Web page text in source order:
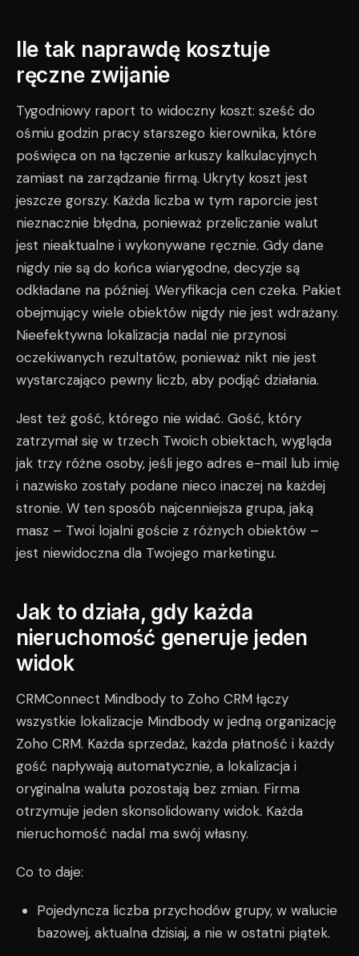
Ile tak naprawdę kosztuje
ręczne zwijanie
Tygodniowy raport to widoczny koszt: sześć do
ośmiu godzin pracy starszego kierownika, które
poświęca on na łączenie arkuszy kalkulacyjnych
zamiast na zarządzanie firmą. Ukryty koszt jest
jeszcze gorszy. Każda liczba w tym raporcie jest
nieznacznie błędna, ponieważ przeliczanie walut
jest nieaktualne i wykonywane ręcznie. Gdy dane
nigdy nie są do końca wiarygodne, decyzje są
odkładane na później. Weryfikacja cen czeka. Pakiet
obejmujący wiele obiektów nigdy nie jest wdrażany.
Nieefektywna lokalizacja nadal nie przynosi
oczekiwanych rezultatów, ponieważ nikt nie jest
wystarczająco pewny liczb, aby podjąć działania.
Jest też gość, którego nie widać. Gość, który
zatrzymał się w trzech Twoich obiektach, wygląda
jak trzy różne osoby, jeśli jego adres e-mail lub imię
i nazwisko zostały podane nieco inaczej na każdej
stronie. W ten sposób najcenniejsza grupa, jaką
masz – Twoi lojalni goście z różnych obiektów –
jest niewidoczna dla Twojego marketingu.
Jak to działa, gdy każda
nieruchomość generuje jeden
widok
CRMConnect Mindbody to Zoho CRM łączy
wszystkie lokalizacje Mindbody w jedną organizację
Zoho CRM. Każda sprzedaż, każda płatność i każdy
gość napływają automatycznie, a lokalizacja i
oryginalna waluta pozostają bez zmian. Firma
otrzymuje jeden skonsolidowany widok. Każda
nieruchomość nadal ma swój własny.
Co to daje:
Pojedyncza liczba przychodów grupy, w walucie
bazowej, aktualna dzisiaj, a nie w ostatni piątek.